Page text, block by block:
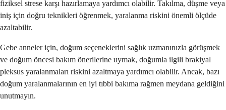
fiziksel strese karşı hazırlamaya yardımcı olabilir. Takılma, düşme veya
iniş için doğru teknikleri öğrenmek, yaralanma riskini önemli ölçüde
azaltabilir.
Gebe anneler için, doğum seçeneklerini sağlık uzmanınızla görüşmek
ve doğum öncesi bakım önerilerine uymak, doğumla ilgili brakiyal
pleksus yaralanmaları riskini azaltmaya yardımcı olabilir. Ancak, bazı
doğum yaralanmalarının en iyi tıbbi bakıma rağmen meydana geldiğini
unutmayın.